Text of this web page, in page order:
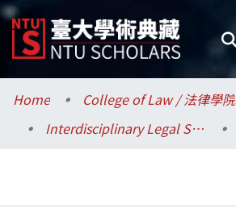
Communities & Collections
Research Outputs
Home
College of Law / 法律學院
Interdisciplinary Legal Studies / 科際整合法律學研究所